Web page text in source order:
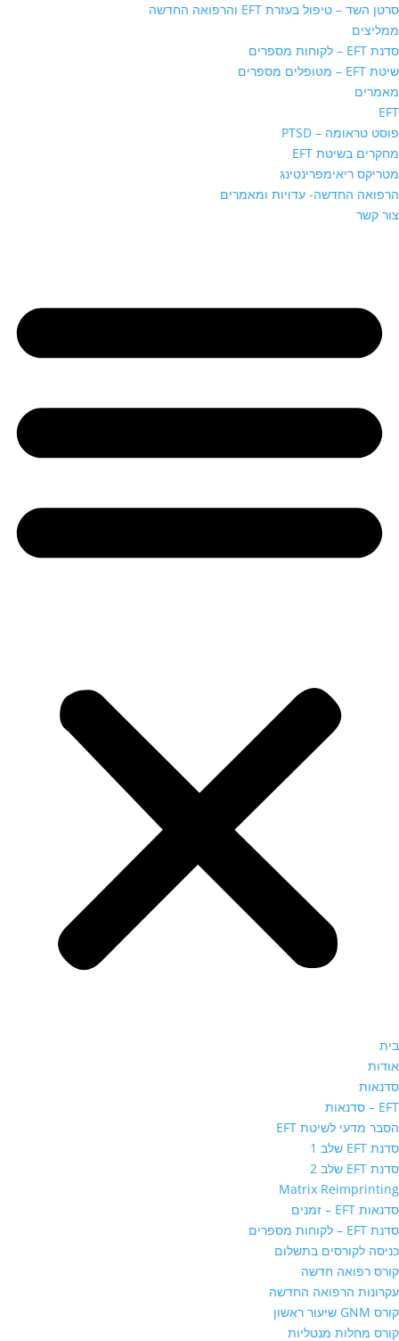
סרטן השד – טיפול בעזרת EFT והרפואה החדשה
ממליצים
סדנת EFT – לקוחות מספרים
שיטת EFT – מטופלים מספרים
מאמרים
EFT
פוסט טראומה – PTSD
מחקרים בשיטת EFT
מטריקס ריאימפרינטינג
הרפואה החדשה- עדויות ומאמרים
צור קשר
בית
אודות
סדנאות
EFT – סדנאות
הסבר מדעי לשיטת EFT
סדנת EFT שלב 1
סדנת EFT שלב 2
Matrix Reimprinting
סדנאות EFT – זמנים
סדנת EFT – לקוחות מספרים
כניסה לקורסים בתשלום
קורס רפואה חדשה
עקרונות הרפואה החדשה
קורס GNM שיעור ראשון
קורס מחלות מנטליות